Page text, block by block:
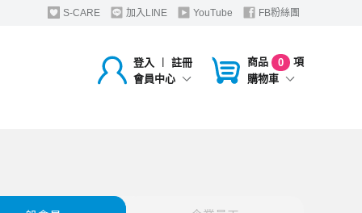
S-CARE 加入LINE YouTube FB粉絲團
登入 ︱
註冊
會員中心
商品 0
項
購物車